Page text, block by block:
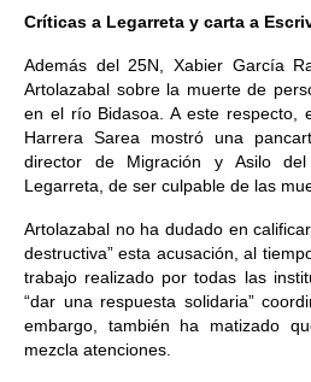
Críticas a Legarreta y carta a
Además del 25N, Xabier García
Artolazabal sobre la muerte de
en el río Bidasoa. A este respecto,
Harrera Sarea mostró una
director de Migración y Asilo del
Legarreta, de ser culpable de las
Artolazabal no ha dudado en
destructiva” esta acusación, al
trabajo realizado por todas las
“dar una respuesta solidaria”
embargo, también ha matizado
mezcla atenciones.